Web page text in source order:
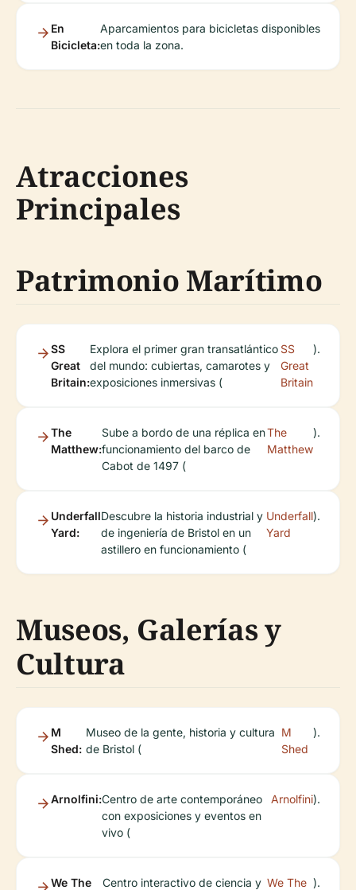
En
Bicicleta:
Aparcamientos para bicicletas disponibles
en toda la zona.
Atracciones
Principales
Patrimonio Marítimo
SS
Great
Britain:
Explora el primer gran transatlántico
del mundo: cubiertas, camarotes y
exposiciones inmersivas (
SS
Great
Britain
).
The
Matthew:
Sube a bordo de una réplica en
funcionamiento del barco de
Cabot de 1497 (
The
Matthew
).
Underfall
Yard:
Descubre la historia industrial y
de ingeniería de Bristol en un
astillero en funcionamiento (
Underfall
Yard
).
Museos, Galerías y
Cultura
M
Shed:
Museo de la gente, historia y cultura
de Bristol (
M
Shed
).
Arnolfini:Centro de arte contemporáneo
con exposiciones y eventos en
vivo (
Arnolfini).
We The
Centro interactivo de ciencia y We The ).